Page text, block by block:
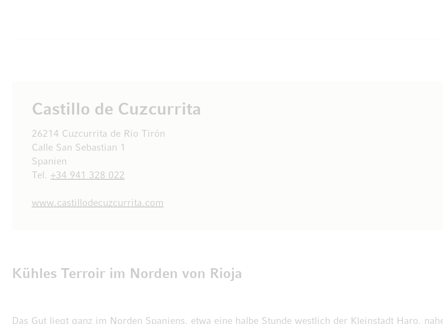
Castillo de Cuzcurrita
26214 Cuzcurrita de Rio Tirón
Calle San Sebastian 1
Spanien
Tel. +34 941 328 022
www.castillodecuzcurrita.com
Kühles Terroir im Norden von Rioja
Das Gut liegt ganz im Norden Spaniens, etwa eine halbe Stunde westlich der Kleinstadt Haro,